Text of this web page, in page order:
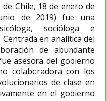
Chile, 18 de enero de
de 2019) fue una
socióloga e
en analítica del
de abundante
asesora del gobierno
colaboradora con los
de clase en
en el gobierno